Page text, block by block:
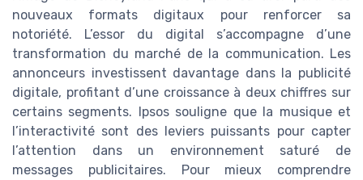
nouveaux formats digitaux pour renforcer sa
notoriété. L’essor du digital s’accompagne d’une
transformation du marché de la communication. Les
annonceurs investissent davantage dans la publicité
digitale, profitant d’une croissance à deux chiffres sur
certains segments. Ipsos souligne que la musique et
l’interactivité sont des leviers puissants pour capter
l’attention dans un environnement saturé de
messages publicitaires. Pour mieux comprendre